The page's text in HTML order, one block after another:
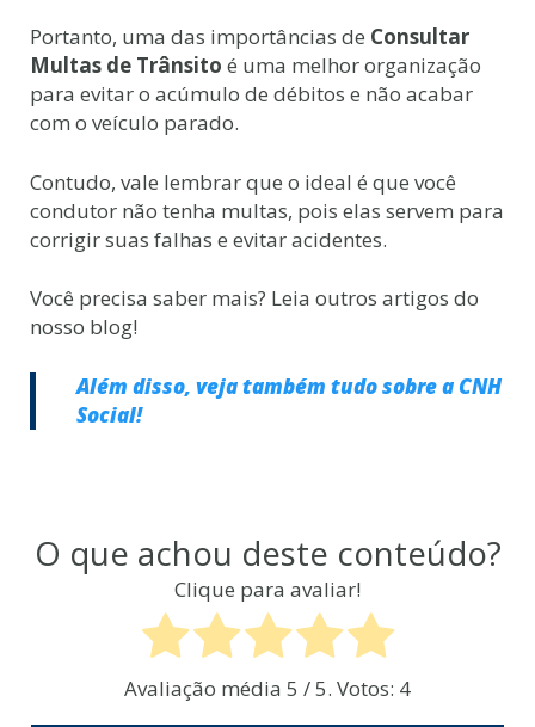
Portanto, uma das importâncias de Consultar
Multas de Trânsito é uma melhor organização
para evitar o acúmulo de débitos e não acabar
com o veículo parado.
Contudo, vale lembrar que o ideal é que você
condutor não tenha multas, pois elas servem para
corrigir suas falhas e evitar acidentes.
Você precisa saber mais? Leia outros artigos do
nosso blog!
Além disso, veja também tudo sobre a CNH
Social!
O que achou deste conteúdo?
Clique para avaliar!
Avaliação média 5 / 5. Votos: 4